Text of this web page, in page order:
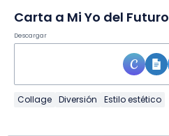
Carta a Mi Yo del
Descargar
Collage Diversión Estilo estético